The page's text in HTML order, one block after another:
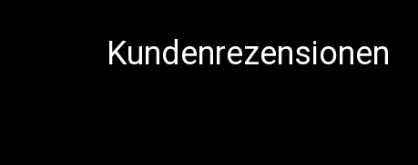
Kundenrezensionen